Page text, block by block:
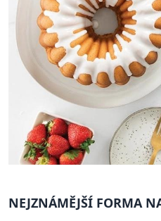
NEJZNÁMĚJŠÍ FORMA